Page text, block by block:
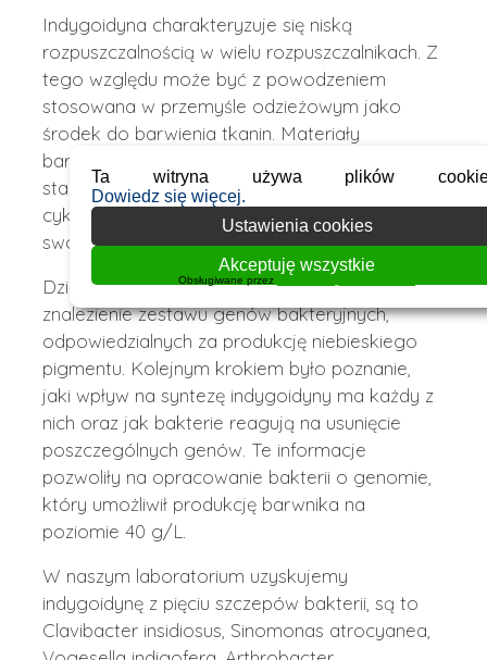
Indygoidyna charakteryzuje się niską
rozpuszczalnością w wielu rozpuszczalnikach. Z
tego względu może być z powodzeniem
stosowana w przemyśle odzieżowym jako
środek do barwienia tkanin. Materiały
barwione tym pigmentem wykazują wysoką
stabilność na odbarwienia po myciu. Po kilku
cyklach prania i suszenia, tkaniny zachowują
swój niebieski kolor.
Dzięki inżynierii genetycznej możliwe było
znalezienie zestawu genów bakteryjnych,
odpowiedzialnych za produkcję niebieskiego
pigmentu. Kolejnym krokiem było poznanie,
jaki wpływ na syntezę indygoidyny ma każdy z
nich oraz jak bakterie reagują na usunięcie
poszczególnych genów. Te informacje
pozwoliły na opracowanie bakterii o genomie,
który umożliwił produkcję barwnika na
poziomie 40 g/L.
W naszym laboratorium uzyskujemy
indygoidynę z pięciu szczepów bakterii, są to
Clavibacter insidiosus, Sinomonas atrocyanea,
Ta witryna używa plików
Dowiedz się więcej.
Ustawienia cookies
Akceptuję wszystkie
Obsługiwane przez